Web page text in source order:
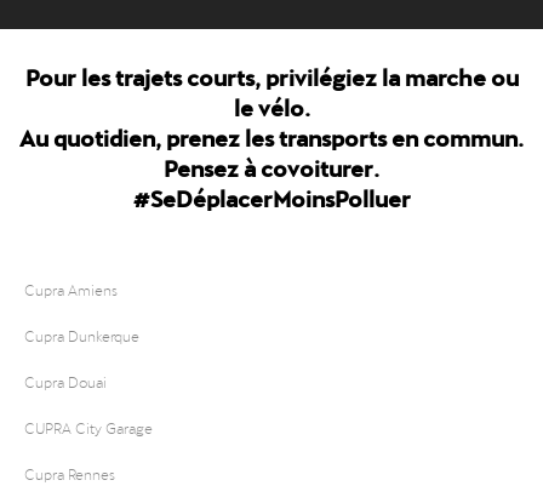
Pour les trajets courts, privilégiez la marche ou
le vélo.
Au quotidien, prenez les transports en commun.
Pensez à covoiturer.
#SeDéplacerMoinsPolluer
Cupra Amiens
Cupra Dunkerque
Cupra Douai
CUPRA City Garage
Cupra Rennes